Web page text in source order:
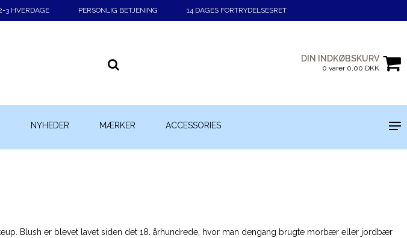
3 HVERDAGE PERSONLIG BETJENING 14 DAGES FORTRYDELSESRET
DIN INDKØBSKURV
0 varer 0,00 DKK
NYHEDER MÆRKER ACCESSORIES
Blush er blevet lavet siden det 18. århundrede, hvor man dengang brugte morbær eller jordbær